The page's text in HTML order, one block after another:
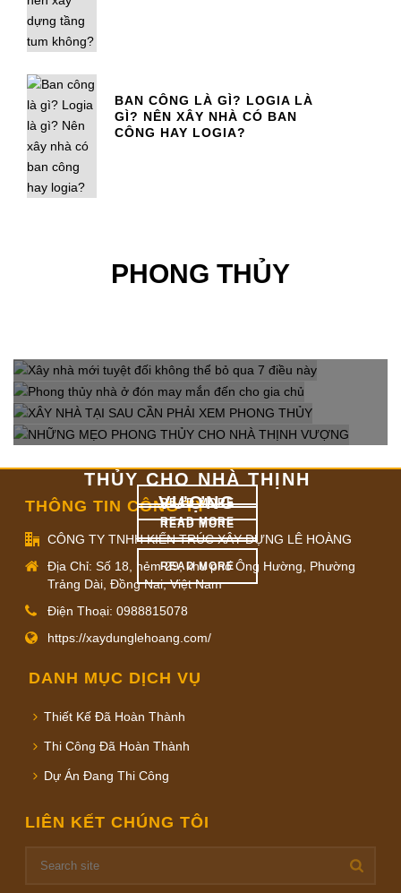
BAN CÔNG LÀ GÌ? LOGIA LÀ
GÌ? NÊN XÂY NHÀ CÓ BAN
CÔNG HAY LOGIA?
PHONG THỦY
XÂY NHÀ MỚI TUYỆT ĐỐI
KHÔNG THỂ BỎ QUA 7
ĐIỀU NÀY
READ MORE
PHONG THỦY NHÀ Ở
ĐÓN MAY MẮN ĐẾN CHO
READ MORE
XÂY NHÀ TẠI SAU CẦN
READ MORE
THỦY CHO NHÀ THỊNH
VƯỢNG
READ MORE
THÔNG TIN CÔNG TY
CÔNG TY TNHH KIẾN TRÚC XÂY DỰNG LÊ HOÀNG
Địa Chỉ: Số 18, hẻm 29, khu phố Ông Hường, Phường
Trảng Dài, Đồng Nai, Việt Nam
Điện Thoại: 0988815078
https://xaydunglehoang.com/
DANH MỤC DỊCH VỤ
Thiết Kế Đã Hoàn Thành
Thi Công Đã Hoàn Thành
Dự Án Đang Thi Công
LIÊN KẾT CHÚNG TÔI